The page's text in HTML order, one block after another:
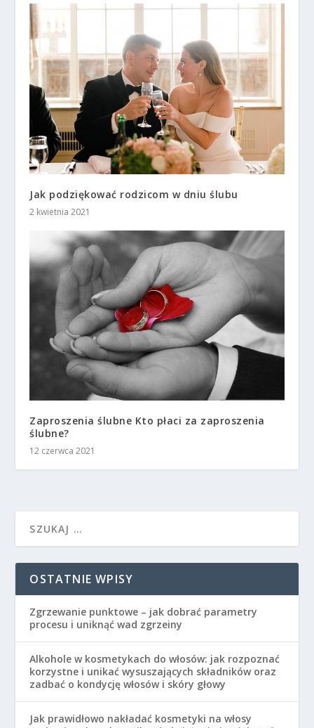
Jak podziękować rodzicom w dniu ślubu
2 kwietnia 2021
Zaproszenia ślubne Kto płaci za zaproszenia
ślubne?
12 czerwca 2021
OSTATNIE WPISY
Zgrzewanie punktowe – jak dobrać parametry
procesu i uniknąć wad zgrzeiny
Alkohole w kosmetykach do włosów: jak rozpoznać
korzystne i unikać wysuszających składników oraz
zadbać o kondycję włosów i skóry głowy
Jak prawidłowo nakładać kosmetyki na włosy